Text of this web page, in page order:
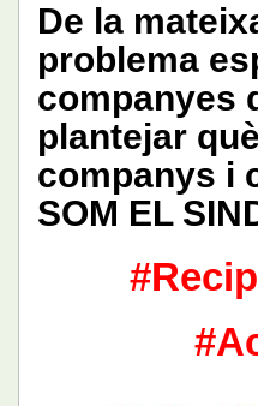
De la
problema
companyes
plantejar
companys i
SOM EL
#
#